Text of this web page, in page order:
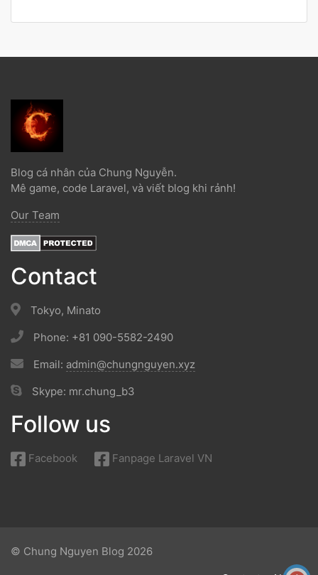
Blog cá nhân của Chung Nguyễn.
Mê game, code Laravel, và viết blog khi rảnh!
Our Team
Contact
Tokyo, Minato
Phone: +81 090-5582-2490
Email: admin@chungnguyen.xyz
Skype: mr.chung_b3
Follow us
Facebook Fanpage Laravel VN
© Chung Nguyen Blog 2026